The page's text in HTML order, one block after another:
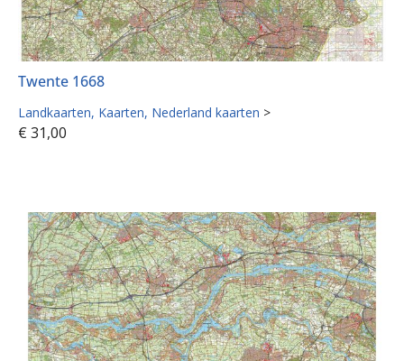
Twente 1668
Landkaarten Kaarten Nederland kaarten >
€ 31,00